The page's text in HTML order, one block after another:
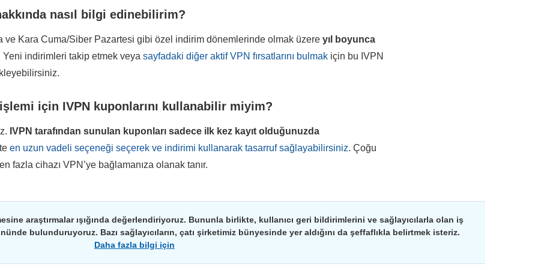
nasıl bilgi edinebilirim?
ve Kara Cuma/Siber Pazartesi gibi özel indirim dönemlerinde olmak üzere yıl boyunca
Yeni indirimleri takip etmek veya sayfadaki diğer aktif VPN fırsatlarını bulmak için bu IVPN
işlemi için IVPN kuponlarını kullanabilir miyim?
IVPN tarafından sunulan kuponları sadece ilk kez kayıt olduğunuzda
en uzun vadeli seçeneği seçerek ve indirimi kullanarak tasarruf sağlayabilirsiniz. Çoğu
fazla cihazı VPN’ye bağlamanıza olanak tanır.
araştırmalar ışığında değerlendiriyoruz. Bununla birlikte, kullanıcı geri bildirimlerini ve sağlayıcılarla olan iş
bulunduruyoruz. Bazı sağlayıcıların, çatı şirketimiz bünyesinde yer aldığını da şeffaflıkla belirtmek isteriz.
Daha fazla bilgi için